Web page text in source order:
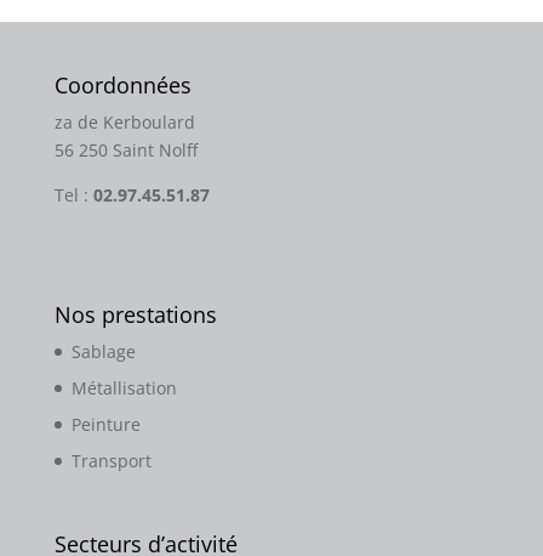
Coordonnées
za de Kerboulard
56 250 Saint Nolff
Tel : 02.97.45.51.87
Nos prestations
Sablage
Métallisation
Peinture
Transport
Secteurs d’activité